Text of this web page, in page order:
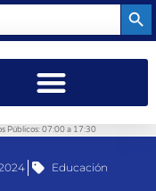
Públicos: 07:00 a 17:30
Educación